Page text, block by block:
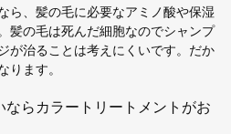
ら、髪の毛に必要なアミノ酸や保湿
髪の毛は死んだ細胞なのでシャンプ
が治ることは考えにくいです。だか
ります。
ならカラートリートメントがお